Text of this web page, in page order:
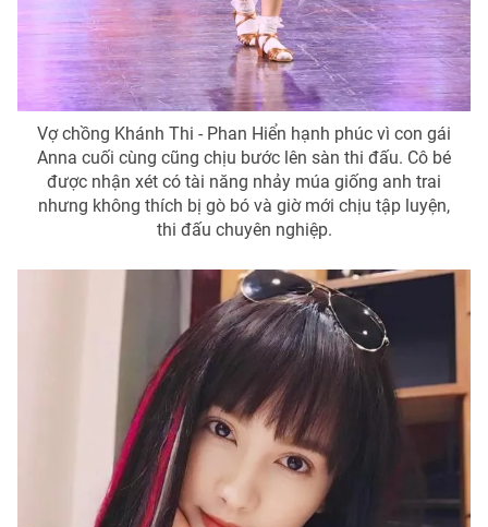
Vợ chồng Khánh Thi - Phan Hiển hạnh phúc vì con gái
Anna cuối cùng cũng chịu bước lên sàn thi đấu. Cô bé
được nhận xét có tài năng nhảy múa giống anh trai
nhưng không thích bị gò bó và giờ mới chịu tập luyện,
thi đấu chuyên nghiệp.